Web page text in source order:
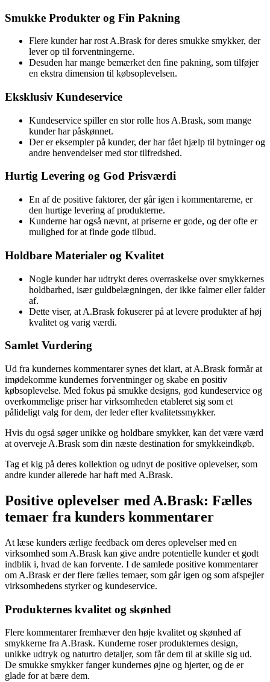
Smukke Produkter og Fin Pakning
Flere kunder har rost A.Brask for deres smukke smykker, der
lever op til forventningerne.
Desuden har mange bemærket den fine pakning, som tilføjer
en ekstra dimension til købsoplevelsen.
Eksklusiv Kundeservice
Kundeservice spiller en stor rolle hos A.Brask, som mange
kunder har påskønnet.
Der er eksempler på kunder, der har fået hjælp til bytninger og
andre henvendelser med stor tilfredshed.
Hurtig Levering og God Prisværdi
En af de positive faktorer, der går igen i kommentarerne, er
den hurtige levering af produkterne.
Kunderne har også nævnt, at priserne er gode, og der ofte er
mulighed for at finde gode tilbud.
Holdbare Materialer og Kvalitet
Nogle kunder har udtrykt deres overraskelse over smykkernes
holdbarhed, især guldbelægningen, der ikke falmer eller falder
af.
Dette viser, at A.Brask fokuserer på at levere produkter af høj
kvalitet og varig værdi.
Samlet Vurdering
Ud fra kundernes kommentarer synes det klart, at A.Brask formår at
imødekomme kundernes forventninger og skabe en positiv
købsoplevelse. Med fokus på smukke designs, god kundeservice og
overkommelige priser har virksomheden etableret sig som et
pålideligt valg for dem, der leder efter kvalitetssmykker.
Hvis du også søger unikke og holdbare smykker, kan det være værd
at overveje A.Brask som din næste destination for smykkeindkøb.
Tag et kig på deres kollektion og udnyt de positive oplevelser, som
andre kunder allerede har haft med A.Brask.
Positive oplevelser med A.Brask: Fælles
temaer fra kunders kommentarer
At læse kunders ærlige feedback om deres oplevelser med en
virksomhed som A.Brask kan give andre potentielle kunder et godt
indblik i, hvad de kan forvente. I de samlede positive kommentarer
om A.Brask er der flere fælles temaer, som går igen og som afspejler
virksomhedens styrker og kundeservice.
Produkternes kvalitet og skønhed
Flere kommentarer fremhæver den høje kvalitet og skønhed af
smykkerne fra A.Brask. Kunderne roser produkternes design,
unikke udtryk og naturtro detaljer, som får dem til at skille sig ud.
De smukke smykker fanger kundernes øjne og hjerter, og de er
glade for at bære dem.